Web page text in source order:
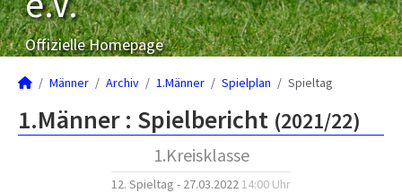
Offizielle Homepage
Männer Archiv 1.Männer Spielplan Spieltag
1.Männer : Spielbericht (2021/22)
1.Kreisklasse
12. Spieltag - 27.03.2022 14:00 Uhr